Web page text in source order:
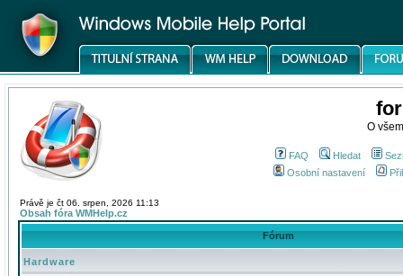
O
FAQ Hledat
Osobní nastavení
Právě je čt 06. srpen, 2026 11:13
Obsah fóra WMHelp.cz
Fórum
Hardware